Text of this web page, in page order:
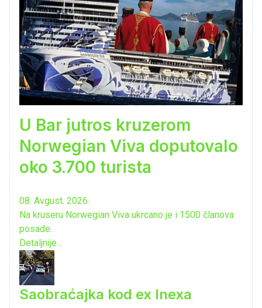
U Bar jutros kruzerom
Norwegian Viva doputovalo
oko 3.700 turista
08. Avgust. 2026.
Na kruseru Norwegian Viva ukrcano je i 1500 članova
posade.
Detaljnije...
Saobraćajka kod ex Inexa